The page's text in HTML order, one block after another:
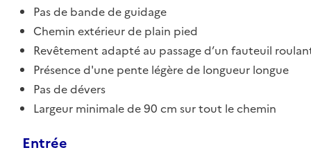
Pas de bande de guidage
Chemin extérieur de plain pied
Revêtement adapté au passage d’un fauteuil
Présence d'une pente légère de longueur longue
Pas de dévers
Largeur minimale de 90 cm sur tout le chemin
Entrée